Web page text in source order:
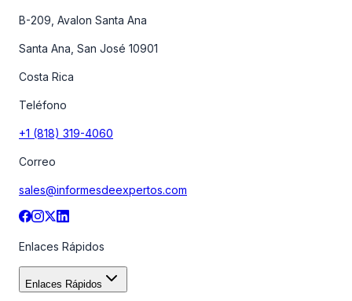
B-209, Avalon Santa Ana
Santa Ana, San José 10901
Costa Rica
Teléfono
+1 (818) 319-4060
Correo
sales@informesdeexpertos.com
Enlaces Rápidos
Enlaces Rápidos